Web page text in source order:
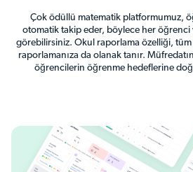
Çok ödüllü matematik platformumuz,
otomatik takip eder, böylece her öğrenci
görebilirsiniz. Okul raporlama özelliği, tüm
raporlamanıza da olanak tanır.
öğrencilerin öğrenme hedeflerine